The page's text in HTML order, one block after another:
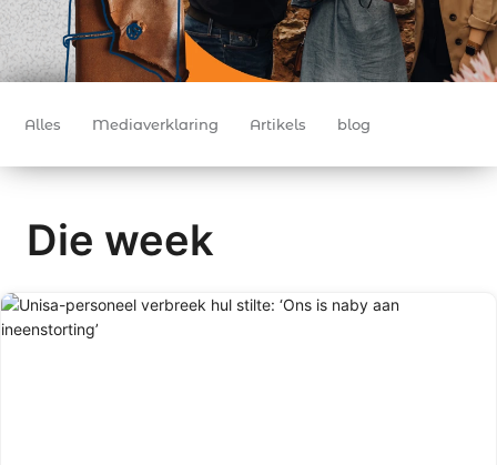
Alles Mediaverklaring Artikels blog
Die week